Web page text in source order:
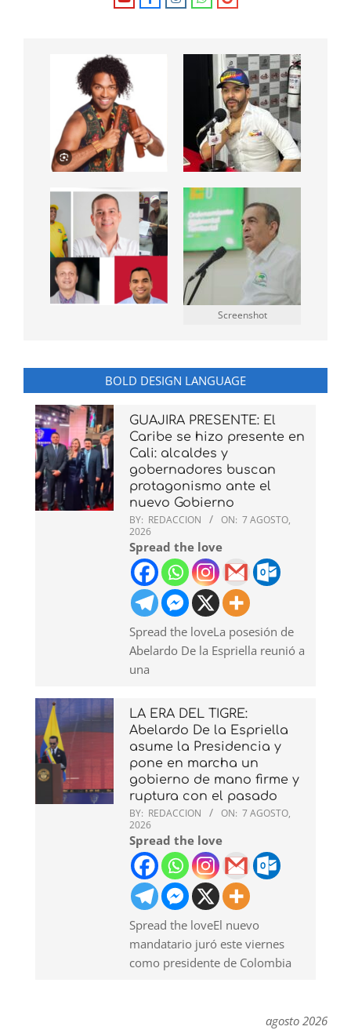
Screenshot
BOLD DESIGN LANGUAGE
GUAJIRA PRESENTE: El
Caribe se hizo presente en
Cali: alcaldes y
gobernadores buscan
protagonismo ante el
nuevo Gobierno
BY: REDACCION ON: 7 AGOSTO,
2026
Spread the love
Spread the loveLa posesión de
Abelardo De la Espriella reunió a
una
LA ERA DEL TIGRE:
Abelardo De la Espriella
asume la Presidencia y
pone en marcha un
gobierno de mano firme y
ruptura con el pasado
BY: REDACCION ON: 7 AGOSTO,
2026
Spread the love
Spread the loveEl nuevo
mandatario juró este viernes
como presidente de Colombia
agosto 2026